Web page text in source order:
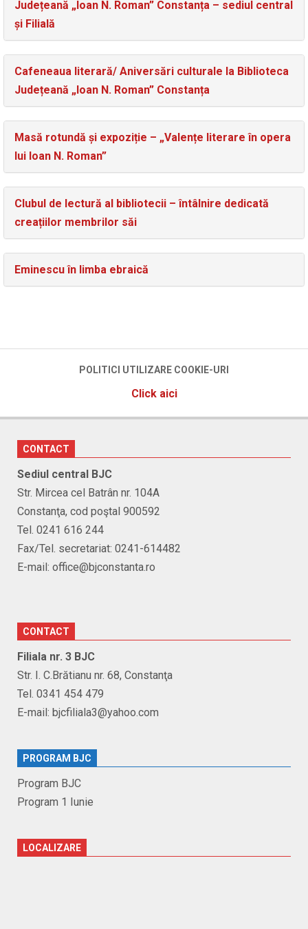
Județeană „Ioan N. Roman” Constanța – sediul central
și Filială
Cafeneaua literară/ Aniversări culturale la Biblioteca
Județeană „Ioan N. Roman” Constanța
Masă rotundă și expoziție – „Valențe literare în opera
lui Ioan N. Roman”
Clubul de lectură al bibliotecii – întâlnire dedicată
creațiilor membrilor săi
Eminescu în limba ebraică
POLITICI UTILIZARE COOKIE-URI
Click aici
CONTACT
Sediul central BJC
Str. Mircea cel Batrân nr. 104A
Constanţa, cod poştal 900592
Tel. 0241 616 244
Fax/Tel. secretariat: 0241-614482
E-mail: office@bjconstanta.ro
CONTACT
Filiala nr. 3 BJC
Str. I. C.Brătianu nr. 68, Constanţa
Tel. 0341 454 479
E-mail: bjcfiliala3@yahoo.com
PROGRAM BJC
Program BJC
Program 1 Iunie
LOCALIZARE